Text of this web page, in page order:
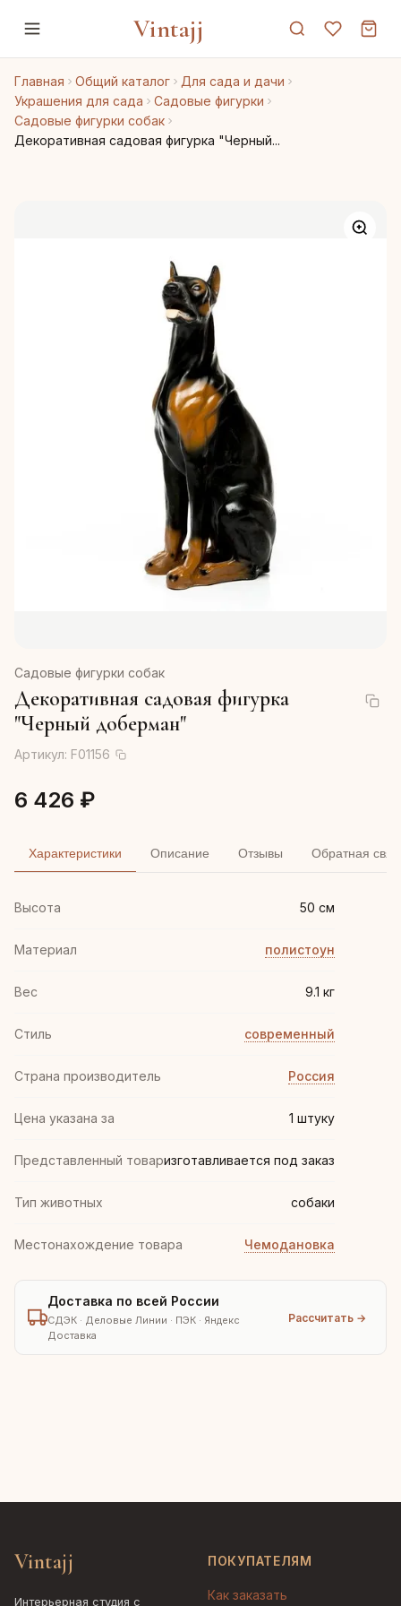
Vintajj
Главная Общий каталог
Для сада и дачи
Украшения для сада
Садовые фигурки
Садовые фигурки собак
Декоративная садовая фигурка "Черный...
Садовые фигурки собак
Декоративная садовая фигурка
"Черный доберман"
Артикул: F01156
6 426 ₽
Характеристики Описание Отзывы Обратная
Высота 50 см
Материал полистоун
Вес 9.1 кг
Стиль современный
Страна производитель Россия
Цена указана за 1 штуку
Представленный товаризготавливается под заказ
Тип животных собаки
Местонахождение товара Чемодановка
Доставка по всей России
СДЭК · Деловые Линии · ПЭК · Яндекс
Доставка
Рассчитать →
Vintajj
Интерьерная студия с
ПОКУПАТЕЛЯМ
Как заказать